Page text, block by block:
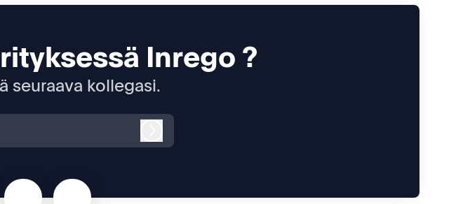
Inrego ?
seuraava kollegasi.